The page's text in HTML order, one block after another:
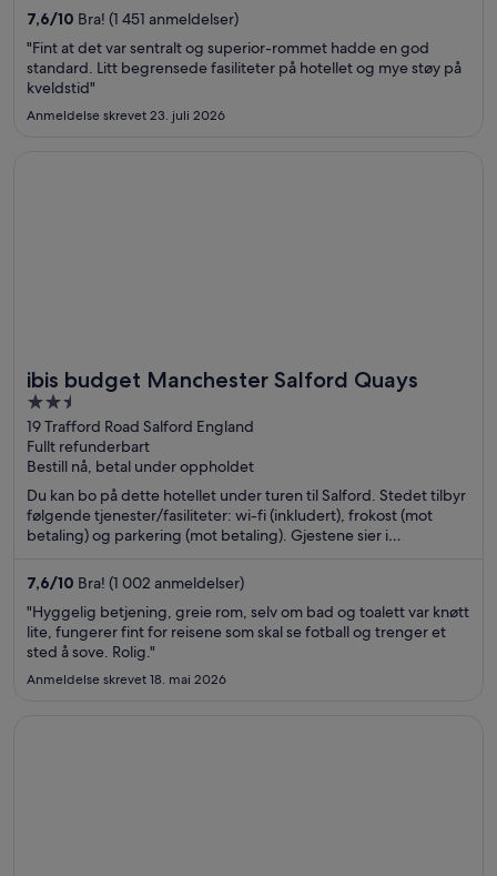
betjeningen og de rene rommene. Populære severdigheter
som Utilita Arena Birmingham og Bullring & Grand Central ligger
dessuten ikke langt unna.
7,6/10 Bra! (1 451 anmeldelser)
"Fint at det var sentralt og superior-rommet hadde en god
standard. Litt begrensede fasiliteter på hotellet og mye støy på
kveldstid"
Anmeldelse skrevet 23. juli 2026
ibis budget Manchester Salford Quays
2.5
out
of
5
19 Trafford Road Salford England
Fullt refunderbart
Bestill nå, betal under oppholdet
Du kan bo på dette hotellet under turen til Salford. Stedet tilbyr
følgende tjenester/fasiliteter: wi-fi (inkludert), frokost (mot
betaling) og parkering (mot betaling). Gjestene sier i
betjeningen og de rene rommene. Populære severdigheter
som Old Trafford og Salford Quays ligger dessuten ikke langt
unna.
7,6/10 Bra! (1 002 anmeldelser)
"Hyggelig betjening, greie rom, selv om bad og toalett var knøtt
lite, fungerer fint for reisene som skal se fotball og trenger et
sted å sove. Rolig."
Anmeldelse skrevet 18. mai 2026